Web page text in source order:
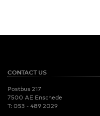
CONTACT US
Postbus 217
7500 AE Enschede
T: 053 - 489 2029